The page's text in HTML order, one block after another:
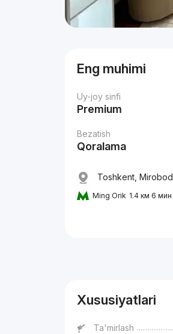
Eng muhimi
Uy-joy sinfi
Premium
Bezatish
Qoralama
Toshkent,
Ming Orik 1.4 км 6 мин
Xususiyatlari
Ta'mirlash